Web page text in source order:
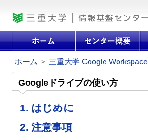
ホーム > 三重大学 Google Workspace
Googleドライブの使い方
1. はじめに
2. 注意事項